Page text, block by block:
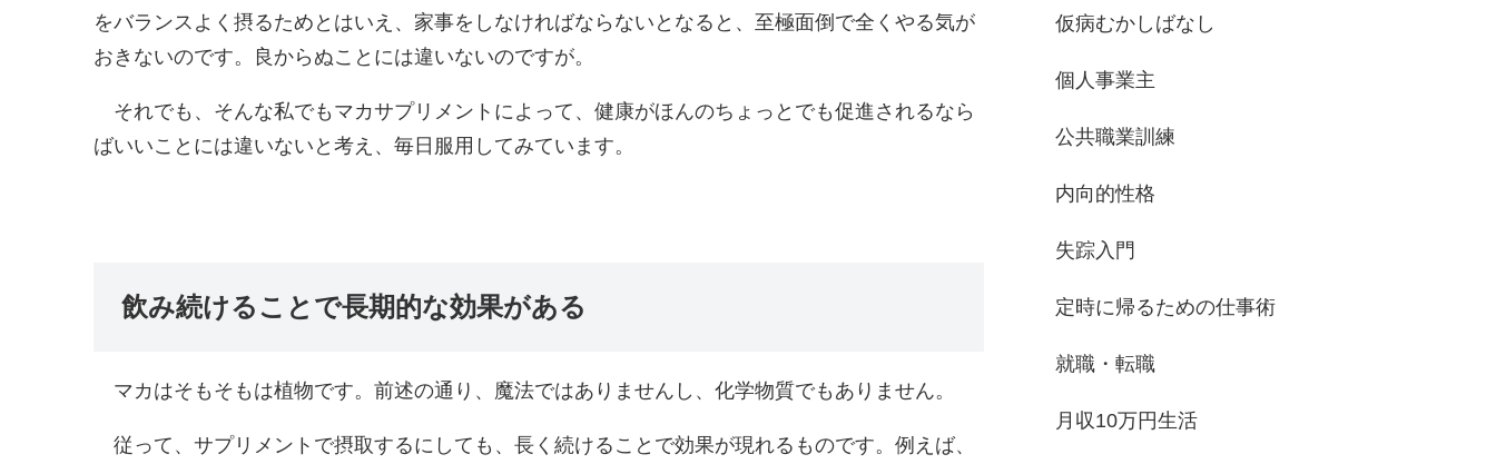
をバランスよく摂るためとはいえ、家事をしなければならないとなると、至極面倒で全くやる気が
おきないのです。良からぬことには違いないのですが。
それでも、そんな私でもマカサプリメントによって、健康がほんのちょっとでも促進されるなら
ばいいことには違いないと考え、毎日服用してみています。
飲み続けることで長期的な効果がある
マカはそもそもは植物です。前述の通り、魔法ではありませんし、化学物質でもありません。
従って、サプリメントで摂取するにしても、長く続けることで効果が現れるものです。例えば、
仮病むかしばなし
個人事業主
公共職業訓練
内向的性格
失踪入門
定時に帰るための仕事術
就職・転職
月収10万円生活